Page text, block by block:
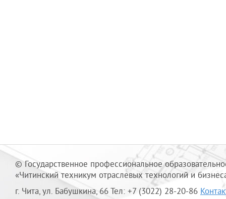
© Государственное профессиональное
«Читинский техникум отраслевых технологий и
г. Чита, ул. Бабушкина, 66 Тел: +7 (3022) 28-20-86